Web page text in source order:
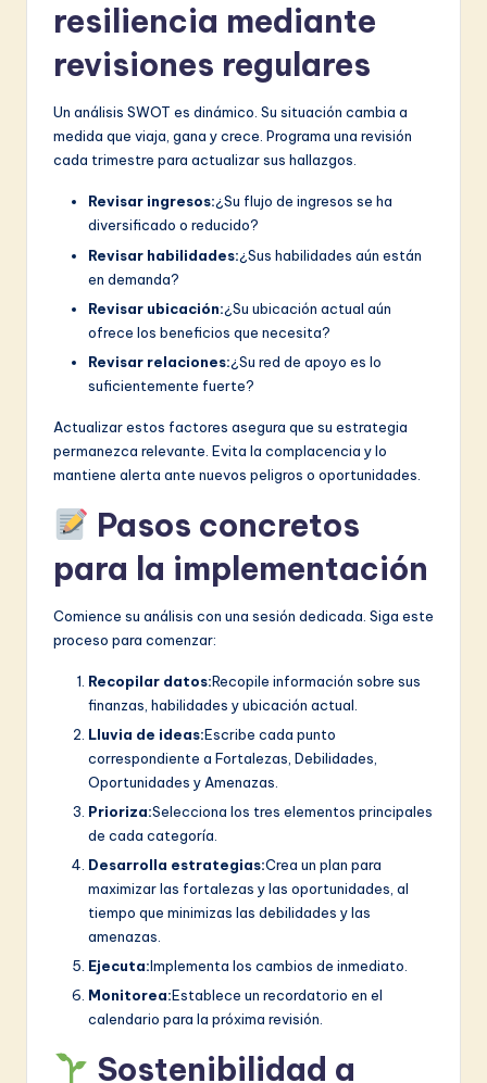
resiliencia mediante
revisiones regulares
Un análisis SWOT es dinámico. Su situación cambia a
medida que viaja, gana y crece. Programa una revisión
cada trimestre para actualizar sus hallazgos.
Revisar ingresos:¿Su flujo de ingresos se ha
diversificado o reducido?
Revisar habilidades:¿Sus habilidades aún están
en demanda?
Revisar ubicación:¿Su ubicación actual aún
ofrece los beneficios que necesita?
Revisar relaciones:¿Su red de apoyo es lo
suficientemente fuerte?
Actualizar estos factores asegura que su estrategia
permanezca relevante. Evita la complacencia y lo
mantiene alerta ante nuevos peligros o oportunidades.
Pasos concretos
para la implementación
Comience su análisis con una sesión dedicada. Siga este
proceso para comenzar:
Recopilar datos:Recopile información sobre sus
finanzas, habilidades y ubicación actual.
Lluvia de ideas:Escribe cada punto
correspondiente a Fortalezas, Debilidades,
Oportunidades y Amenazas.
Prioriza:Selecciona los tres elementos principales
de cada categoría.
Desarrolla estrategias:Crea un plan para
maximizar las fortalezas y las oportunidades, al
tiempo que minimizas las debilidades y las
amenazas.
Ejecuta:Implementa los cambios de inmediato.
Monitorea:Establece un recordatorio en el
calendario para la próxima revisión.
Sostenibilidad a